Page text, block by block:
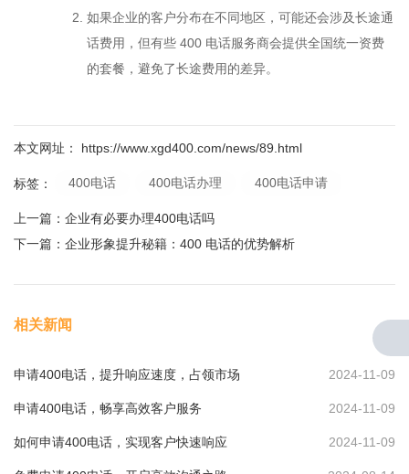
如果企业的客户分布在不同地区，可能还会涉及长途通
话费用，但有些 400 电话服务商会提供全国统一资费
的套餐，避免了长途费用的差异。
本文网址： https://www.xgd400.com/news/89.html
标签： 400电话 400电话办理 400电话申请
上一篇： 企业有必要办理400电话吗
下一篇： 企业形象提升秘籍：400 电话的优势解析
相关新闻
2024-11-09
申请400电话，提升响应速度，占领市场
2024-11-09
申请400电话，畅享高效客户服务
2024-11-09
如何申请400电话，实现客户快速响应